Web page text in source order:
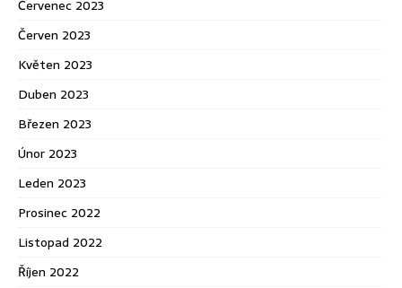
Červenec 2023
Červen 2023
Květen 2023
Duben 2023
Březen 2023
Únor 2023
Leden 2023
Prosinec 2022
Listopad 2022
Říjen 2022